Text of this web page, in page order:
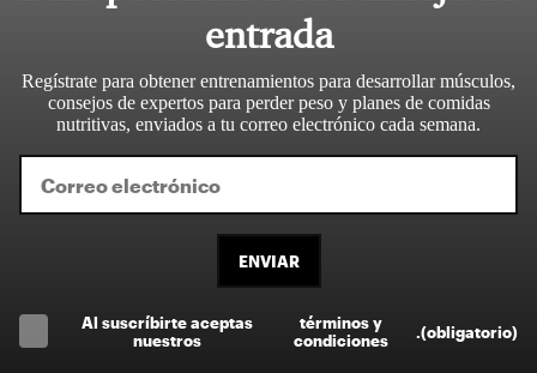
entrada
Regístrate para obtener entrenamientos para desarrollar músculos,
consejos de expertos para perder peso y planes de comidas
nutritivas, enviados a tu correo electrónico cada semana.
ENVIAR
Al suscríbirte aceptas
nuestros
términos y
condiciones
(obligatorio)